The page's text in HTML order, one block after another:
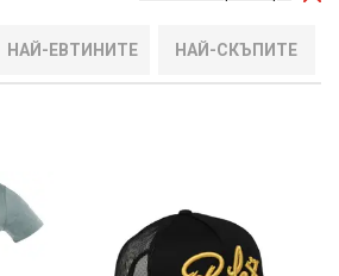
НАЙ-ЕВТИНИТЕ НАЙ-СКЪПИТЕ